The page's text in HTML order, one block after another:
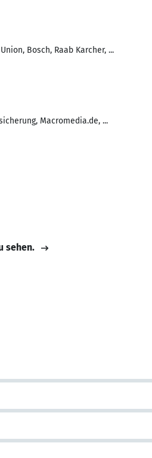
Bosch, Raab Karcher, ...
Macromedia.de, ...
sehen.